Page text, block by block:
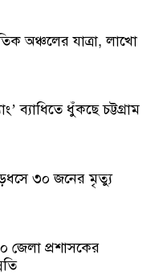
অঞ্চলের যাত্রা, লাখো
ব্যাধিতে ধুঁকছে চট্টগ্রাম
৩০ জনের মৃত্যু
জেলা প্রশাসকের